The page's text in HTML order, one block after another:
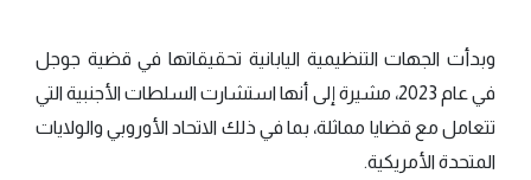
وبدأت الجهات التنظيمية اليابانية تحقيقاتها في قضية جوجل
في عام 2023، مشيرة إلى أنها استشارت السلطات الأجنبية التي
تتعامل مع قضايا مماثلة، بما في ذلك الاتحاد الأوروبي والولايات
المتحدة الأمريكية.